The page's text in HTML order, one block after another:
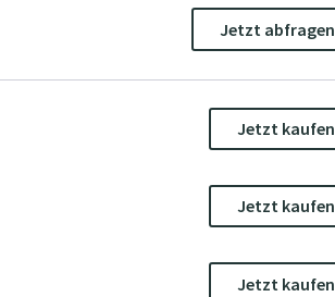
Jetzt abfragen
Jetzt kaufen
Jetzt kaufen
Jetzt kaufen